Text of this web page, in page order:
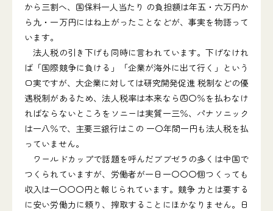
から三割へ、国保料一人当たり の負担額は年五・六万円か
ら九・一万円にはね上がったことなどが、事実を物語って
います。
法人税の引き下げも同時に言われています。下げなけれ
ば「国際競争に負ける」「企業が海外に出て行く」という
口実ですが、大企業に対しては研究開発促進 税制などの優
遇税制があるため、法人税率は本来なら四〇％を払わなけ
ればならないところをソニーは実質一三％、パナソニック
は一八％で、主要三銀行はこの 一〇年間一円も法人税を払
っていません。
ワールドカップで話題を呼んだブブゼラの多くは中国で
つくられていますが、労働者が一日一〇〇〇個つくっても
収入は一〇〇〇円と報じられています。競争 力とは要する
に安い労働力に頼り、搾取することにほかなりません。日